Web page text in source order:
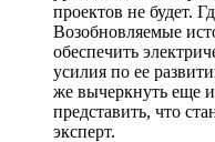
проектов не будет.
Возобновляемые
обеспечить
усилия по ее
же вычеркнуть еще
представить, что
эксперт.